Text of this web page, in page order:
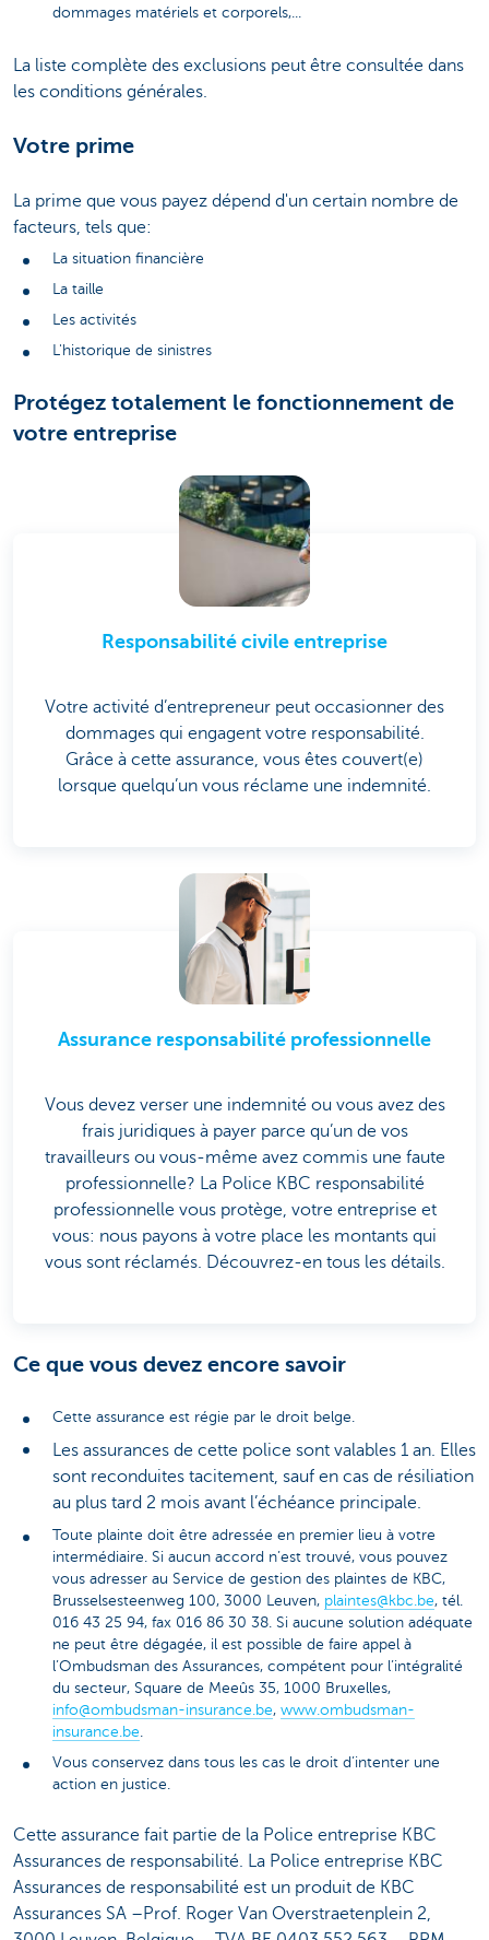
dommages matériels et corporels,...
La liste complète des exclusions peut être consultée dans
les conditions générales.
Votre prime
La prime que vous payez dépend d'un certain nombre de
facteurs, tels que:
La situation financière
La taille
Les activités
L'historique de sinistres
Protégez totalement le fonctionnement de
votre entreprise
Responsabilité civile entreprise
Votre activité d’entrepreneur peut occasionner des
dommages qui engagent votre responsabilité.
Grâce à cette assurance, vous êtes couvert(e)
lorsque quelqu’un vous réclame une indemnité.
Assurance responsabilité professionnelle
Vous devez verser une indemnité ou vous avez des
frais juridiques à payer parce qu’un de vos
travailleurs ou vous-même avez commis une faute
professionnelle? La Police KBC responsabilité
professionnelle vous protège, votre entreprise et
vous: nous payons à votre place les montants qui
vous sont réclamés. Découvrez-en tous les détails.
Ce que vous devez encore savoir
Cette assurance est régie par le droit belge.
Les assurances de cette police sont valables 1 an. Elles
sont reconduites tacitement, sauf en cas de résiliation
au plus tard 2 mois avant l’échéance principale.
Toute plainte doit être adressée en premier lieu à votre
intermédiaire. Si aucun accord n’est trouvé, vous pouvez
vous adresser au Service de gestion des plaintes de KBC,
Brusselsesteenweg 100, 3000 Leuven, plaintes@kbc.be, tél.
016 43 25 94, fax 016 86 30 38. Si aucune solution adéquate
ne peut être dégagée, il est possible de faire appel à
l’Ombudsman des Assurances, compétent pour l’intégralité
du secteur, Square de Meeûs 35, 1000 Bruxelles,
info@ombudsman-insurance.be, www.ombudsman-
insurance.be
Vous conservez dans tous les cas le droit d’intenter une
action en justice.
Cette assurance fait partie de la Police entreprise KBC
Assurances de responsabilité. La Police entreprise KBC
Assurances de responsabilité est un produit de KBC
Assurances SA –Prof. Roger Van Overstraetenplein 2,